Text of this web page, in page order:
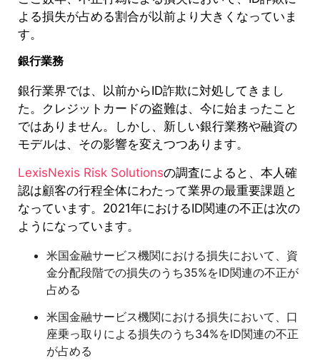
よる損失が占める割合が以前より大きくなっていま
す。
銀行業務
銀行業界では、以前からID詐欺に対処してきまし
た。クレジットカードの盗難は、今に始まったこと
ではありません。しかし、新しい銀行業務や融資の
モデルは、その影響を変えつつあります。
LexisNexis Risk Solutionsの調査によると、本人確
認は顧客の行程全体にわたって業界の最重要課題と
なっています。2021年におけるID関連の不正は次の
ようになっています。
米国金融サービス機関における損失において、資
金分配段階での損失のうち35%をID関連の不正が
占める
米国金融サービス機関における損失において、口
座乗っ取りによる損失のうち34%をID関連の不正
が占める